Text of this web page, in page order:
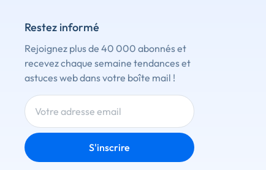
Restez informé
Rejoignez plus de 40 000 abonnés et
recevez chaque semaine tendances et
astuces web dans votre boîte mail !
S'inscrire